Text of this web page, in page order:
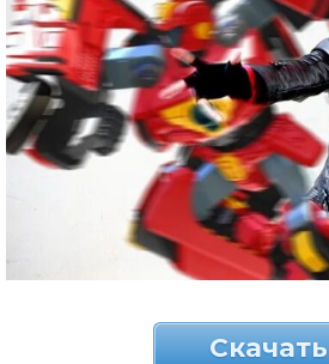
Скачать